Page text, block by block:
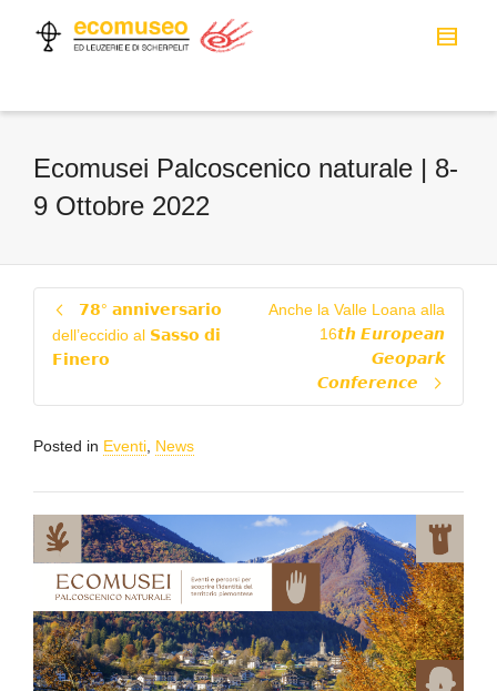
Ecomusei Palcoscenico naturale | 8-
9 Ottobre 2022
𝟳𝟴° 𝗮𝗻𝗻𝗶𝘃𝗲𝗿𝘀𝗮𝗿𝗶𝗼
dell’eccidio al 𝗦𝗮𝘀𝘀𝗼 𝗱𝗶
𝗙𝗶𝗻𝗲𝗿𝗼
Anche la Valle Loana alla
16𝙩𝙝 𝙀𝙪𝙧𝙤𝙥𝙚𝙖𝙣
𝙂𝙚𝙤𝙥𝙖𝙧𝙠
𝘾𝙤𝙣𝙛𝙚𝙧𝙚𝙣𝙘𝙚
Posted in Eventi News